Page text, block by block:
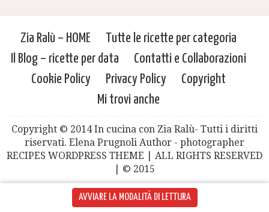
AVVIARE LA MODALITÀ DI LETTURA
Zia Ralù – HOME
Tutte le ricette per categoria
Il Blog – ricette per data
Contatti e Collaborazioni
Cookie Policy
Privacy Policy
Copyright
Mi trovi anche
Copyright © 2014 In cucina con Zia Ralù- Tutti i diritti
riservati. Elena Prugnoli Author - photographer
RECIPES WORDPRESS THEME | ALL RIGHTS RESERVED
| © 2015